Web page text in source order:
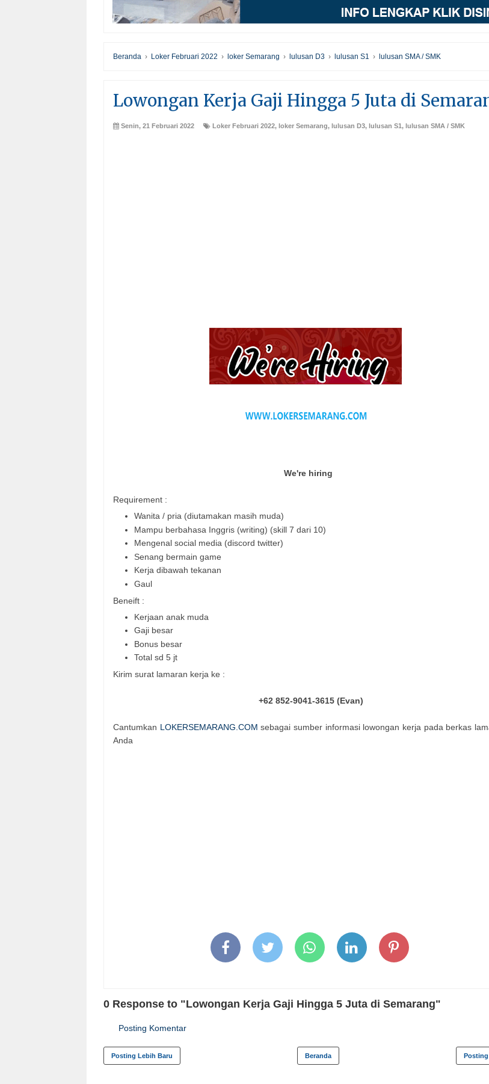
Beranda › Loker Februari 2022 › loker Semarang › lulusan D3 › lulusan S1 › lulusan SMA / SMK
Lowongan Kerja Gaji Hingga 5 Juta di
Senin, 21 Februari 2022 Loker Februari 2022, loker Semarang, lulusan D3, lulusan S1, lulusan SMA / SMK
We're hiring
Requirement :
Wanita / pria (diutamakan masih muda)
Mampu berbahasa Inggris (writing) (skill 7 dari 10)
Mengenal social media (discord twitter)
Senang bermain game
Kerja dibawah tekanan
Gaul
Beneift :
Kerjaan anak muda
Gaji besar
Bonus besar
Total sd 5 jt
Kirim surat lamaran kerja ke :
+62 852‑9041‑3615 (Evan)
Cantumkan LOKERSEMARANG.COM sebagai sumber informasi lowongan kerja pada berkas
Anda
0 Response to "Lowongan Kerja Gaji Hingga 5 Juta di Semarang"
Posting Komentar
Posting Lebih Baru Beranda